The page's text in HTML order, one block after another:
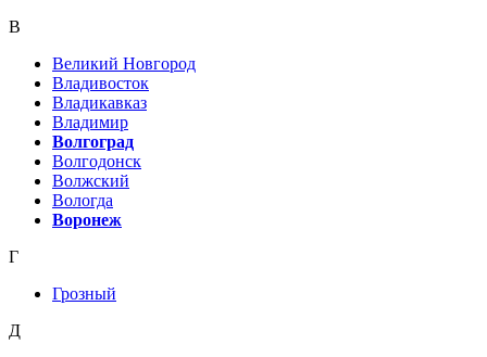
В
Великий Новгород
Владивосток
Владикавказ
Владимир
Волгоград
Волгодонск
Волжский
Вологда
Воронеж
Г
Грозный
Д